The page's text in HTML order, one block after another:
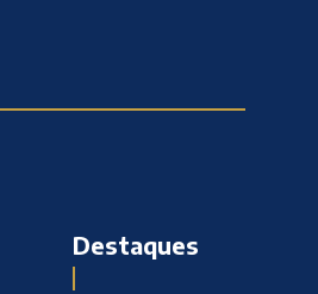
Destaques